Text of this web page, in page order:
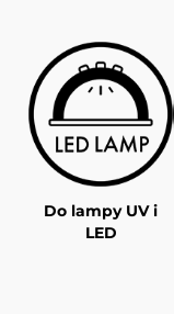
Do lampy UV i
LED